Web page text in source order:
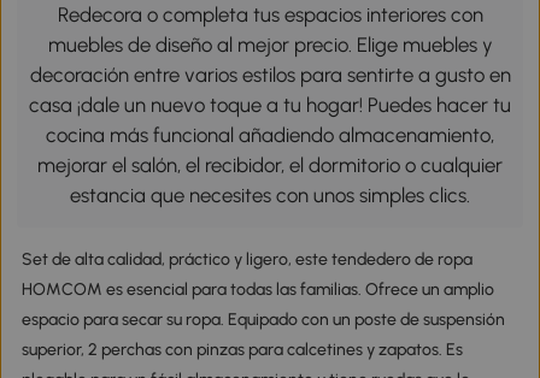
Redecora o completa tus espacios interiores con
muebles de diseño al mejor precio. Elige muebles y
decoración entre varios estilos para sentirte a gusto en
casa ¡dale un nuevo toque a tu hogar! Puedes hacer tu
cocina más funcional añadiendo almacenamiento,
mejorar el salón, el recibidor, el dormitorio o cualquier
estancia que necesites con unos simples clics.
Set de alta calidad, práctico y ligero, este tendedero de ropa
HOMCOM es esencial para todas las familias. Ofrece un amplio
espacio para secar su ropa. Equipado con un poste de suspensión
superior, 2 perchas con pinzas para calcetines y zapatos. Es